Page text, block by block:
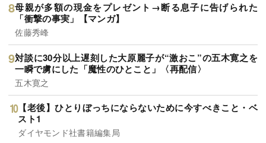
母親が多額の現金をプレゼント→断る息子に告げられた
「衝撃の事実」【マンガ】
佐藤秀峰
対談に30分以上遅刻した大原麗子が“激おこ”の五木寛之を
一瞬で虜にした「魔性のひとこと」〈再配信〉
五木寛之
【老後】ひとりぼっちにならないために今すべきこと・ベ
スト1
ダイヤモンド社書籍編集局